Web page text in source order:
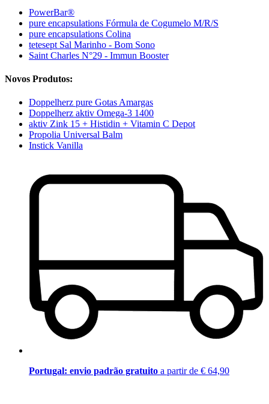
PowerBar®
pure encapsulations Fórmula de Cogumelo M/R/S
pure encapsulations Colina
tetesept Sal Marinho - Bom Sono
Saint Charles N°29 - Immun Booster
Novos Produtos:
Doppelherz pure Gotas Amargas
Doppelherz aktiv Omega-3 1400
aktiv Zink 15 + Histidin + Vitamin C Depot
Propolia Universal Balm
Instick Vanilla
Portugal: envio padrão gratuito a partir de € 64,90